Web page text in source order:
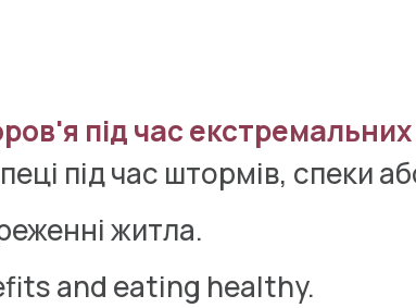
під час
під час штормів, спеки
житла.
and eating healthy.